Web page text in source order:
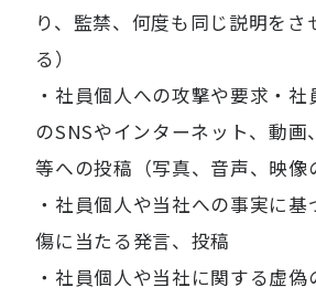
り、監禁、何度も同じ説明をさ
る）
・社員個人への攻撃や要求・
のSNSやインターネット、動画
等への投稿（写真、音声、映像
・社員個人や当社への事実に
傷に当たる発言、投稿
・社員個人や当社に関する虚偽